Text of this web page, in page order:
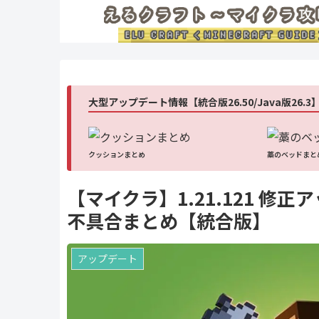
大型アップデート情報【統合版26.50/Java版26.3
クッションまとめ 藁のベッドまと
【マイクラ】1.21.121 修正
不具合まとめ【統合版】
アップデート